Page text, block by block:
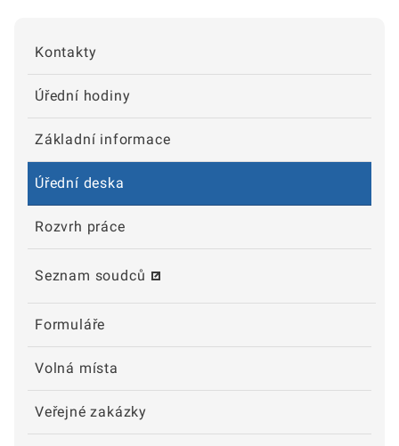
Kontakty
Úřední hodiny
Základní informace
Úřední deska
Rozvrh práce
Seznam soudců
Formuláře
Volná místa
Veřejné zakázky